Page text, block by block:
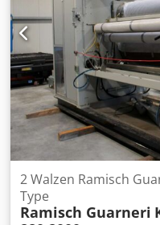
2 Walzen Ramisch
Type
Ramisch Guarneri